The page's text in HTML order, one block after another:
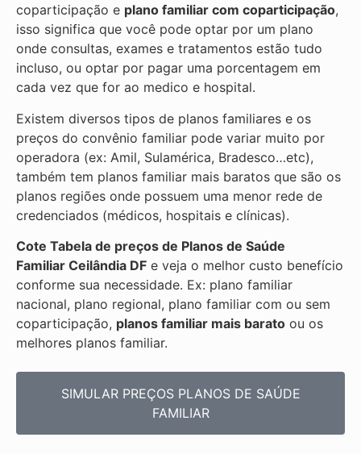
coparticipação e plano familiar com coparticipação,
isso significa que você pode optar por um plano
onde consultas, exames e tratamentos estão tudo
incluso, ou optar por pagar uma porcentagem em
cada vez que for ao medico e hospital.
Existem diversos tipos de planos familiares e os
preços do convênio familiar pode variar muito por
operadora (ex: Amil, Sulamérica, Bradesco…etc),
também tem planos familiar mais baratos que são os
planos regiões onde possuem uma menor rede de
credenciados (médicos, hospitais e clínicas).
Cote Tabela de preços de Planos de Saúde
Familiar Ceilândia DF e veja o melhor custo benefício
conforme sua necessidade. Ex: plano familiar
nacional, plano regional, plano familiar com ou sem
coparticipação, planos familiar mais barato ou os
melhores planos familiar.
SIMULAR PREÇOS PLANOS DE SAÚDE
FAMILIAR